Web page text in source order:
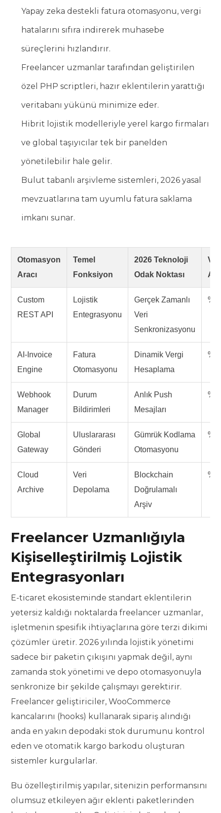
Yapay zeka destekli fatura otomasyonu, vergi
hatalarını sıfıra indirerek muhasebe
süreçlerini hızlandırır.
Freelancer uzmanlar tarafından geliştirilen
özel PHP scriptleri, hazır eklentilerin yarattığı
veritabanı yükünü minimize eder.
Hibrit lojistik modelleriyle yerel kargo firmaları
ve global taşıyıcılar tek bir panelden
yönetilebilir hale gelir.
Bulut tabanlı arşivleme sistemleri, 2026 yasal
mevzuatlarına tam uyumlu fatura saklama
imkanı sunar.
Otomasyon
Aracı
Temel
Fonksiyon
2026 Teknoloji
Odak Noktası
Custom
REST API
Lojistik
Entegrasyonu
Gerçek Zamanlı
Veri
Senkronizasyonu
AI-Invoice
Engine
Fatura
Otomasyonu
Dinamik Vergi
Hesaplama
Webhook
Manager
Durum
Bildirimleri
Anlık Push
Mesajları
Global
Gateway
Uluslararası
Gönderi
Gümrük Kodlama
Otomasyonu
Cloud
Archive
Veri
Depolama
Blockchain
Doğrulamalı
Arşiv
Freelancer Uzmanlığıyla
Kişiselleştirilmiş Lojistik
Entegrasyonları
E-ticaret ekosisteminde standart eklentilerin
yetersiz kaldığı noktalarda freelancer uzmanlar,
işletmenin spesifik ihtiyaçlarına göre terzi dikimi
çözümler üretir. 2026 yılında lojistik yönetimi
sadece bir paketin çıkışını yapmak değil, aynı
zamanda stok yönetimi ve depo otomasyonuyla
senkronize bir şekilde çalışmayı gerektirir.
Freelancer geliştiriciler, WooCommerce
kancalarını (hooks) kullanarak sipariş alındığı
anda en yakın depodaki stok durumunu kontrol
eden ve otomatik kargo barkodu oluşturan
sistemler kurgularlar.
Bu özelleştirilmiş yapılar, sitenizin performansını
olumsuz etkileyen ağır eklenti paketlerinden